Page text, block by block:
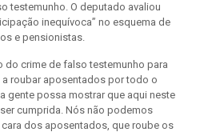
testemunho. O deputado avaliou
inequívoca” no esquema de
e pensionistas.
do crime de falso testemunho para
a roubar aposentados por todo o
gente possa mostrar que aqui neste
cumprida. Nós não podemos
dos aposentados, que roube os